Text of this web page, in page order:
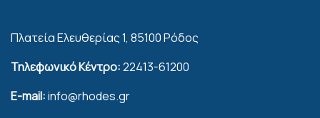
Πλατεία Ελευθερίας 1, 85100 Ρόδος
Τηλεφωνικό Κέντρο:22413-61200
E-mail:info@rhodes.gr